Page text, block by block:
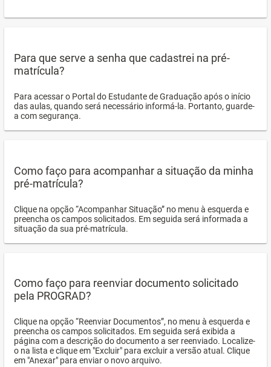
Para que serve a senha que cadastrei na pré-
matrícula?
Para acessar o Portal do Estudante de Graduação após o início
das aulas, quando será necessário informá-la. Portanto, guarde-
a com segurança.
Como faço para acompanhar a situação da minha
pré-matrícula?
Clique na opção “Acompanhar Situação” no menu à esquerda e
preencha os campos solicitados. Em seguida será informada a
situação da sua pré-matrícula.
Como faço para reenviar documento solicitado
pela PROGRAD?
Clique na opção “Reenviar Documentos”, no menu à esquerda e
preencha os campos solicitados. Em seguida será exibida a
página com a descrição do documento a ser reenviado. Localize-
o na lista e clique em "Excluir" para excluir a versão atual. Clique
em "Anexar" para enviar o novo arquivo.